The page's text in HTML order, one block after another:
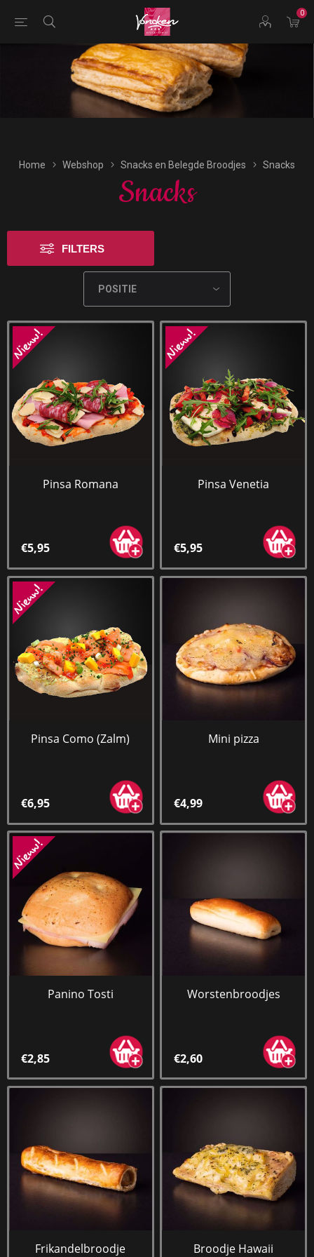
0
Bestellingen voor morgen kunnen vandaag uiterlijk tot
16:00 uur worden geplaatst.
Home Webshop Snacks en Belegde Broodjes Snacks
Snacks
FILTERS
Pinsa Romana
€5,95
Pinsa Venetia
€5,95
Pinsa Como (Zalm)
€6,95
Mini pizza
€4,99
Panino Tosti
€2,85
Worstenbroodjes
€2,60
Frikandelbroodje Broodje Hawaii